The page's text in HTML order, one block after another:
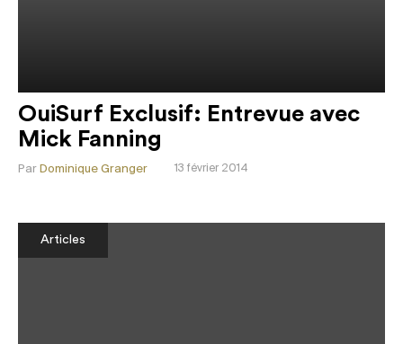
OuiSurf Exclusif: Entrevue avec
Mick Fanning
13 février 2014
Par Dominique Granger
Articles